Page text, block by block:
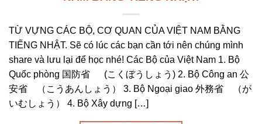
TỪ VỰNG CÁC BỘ, CƠ QUAN CỦA VIỆT NAM BẰNG
TIẾNG NHẬT. Sẽ có lúc các bạn cần tới nên chúng mình
share và lưu lại để học nhé! Các Bộ của Việt Nam 1. Bộ
Quốc phòng 国防省 (こくぼうしょう) 2. Bộ Công an 公
安省 （こうあんしょう） 3. Bộ Ngoại giao 外務省 （が
いむしょう） 4. Bộ Xây dựng […]